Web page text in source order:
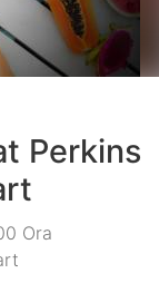
Perkins
Ora